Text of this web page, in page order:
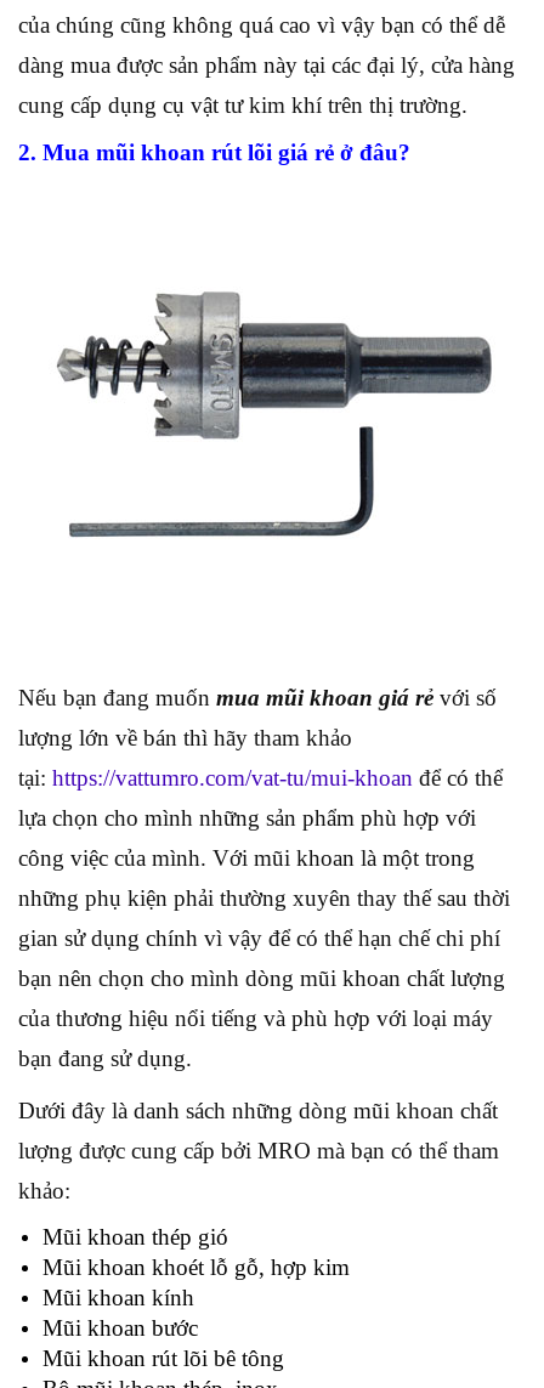
của chúng cũng không quá cao vì vậy bạn có thể dễ
dàng mua được sản phẩm này tại các đại lý, cửa hàng
cung cấp dụng cụ vật tư kim khí trên thị trường.
2. Mua mũi khoan rút lõi giá rẻ ở đâu?
Nếu bạn đang muốn mua mũi khoan giá rẻ với số
lượng lớn về bán thì hãy tham khảo
tại: https://vattumro.com/vat-tu/mui-khoan để có thể
lựa chọn cho mình những sản phẩm phù hợp với
công việc của mình. Với mũi khoan là một trong
những phụ kiện phải thường xuyên thay thế sau thời
gian sử dụng chính vì vậy để có thể hạn chế chi phí
bạn nên chọn cho mình dòng mũi khoan chất lượng
của thương hiệu nổi tiếng và phù hợp với loại máy
bạn đang sử dụng.
Dưới đây là danh sách những dòng mũi khoan chất
lượng được cung cấp bởi MRO mà bạn có thể tham
khảo:
Mũi khoan thép gió
Mũi khoan khoét lỗ gỗ, hợp kim
Mũi khoan kính
Mũi khoan bước
Mũi khoan rút lõi bê tông